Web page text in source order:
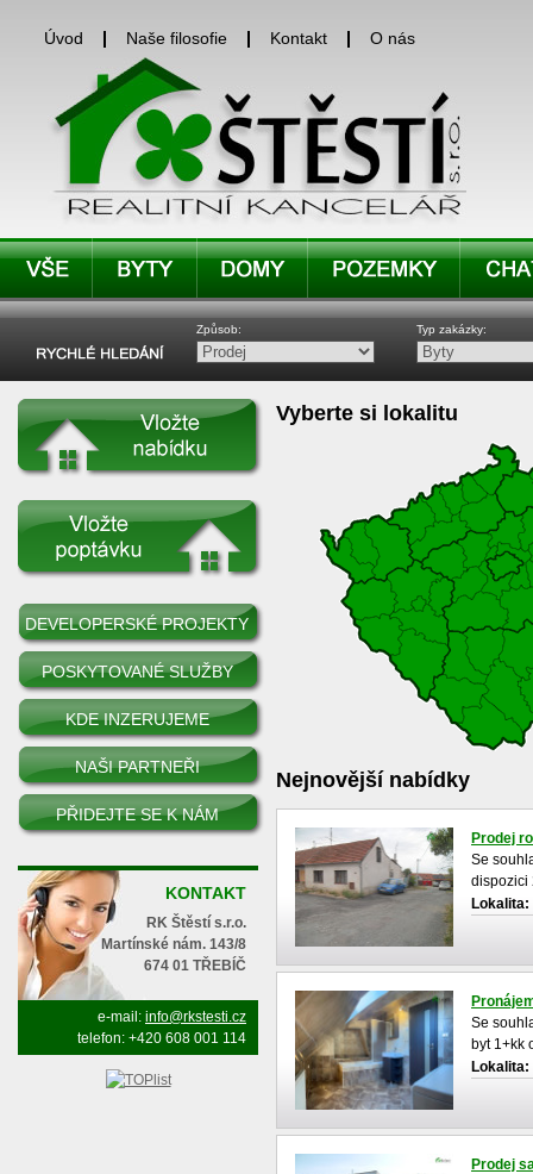
Úvod Naše filosofie Kontakt O nás
Způsob: Typ zakázky:
DEVELOPERSKÉ PROJEKTY
POSKYTOVANÉ SLUŽBY
KDE INZERUJEME
NAŠI PARTNEŘI
PŘIDEJTE SE K NÁM
KONTAKT
RK Štěstí s.r.o.
Martínské nám. 143/8
674 01 TŘEBÍČ
e-mail: info@rkstesti.cz
telefon: +420 608 001 114
Vyberte si lokalitu
Nejnovější nabídky
Prodej
Se
dispozici
Lokalita:
Se
byt 1+kk
Lokalita:
Prodej